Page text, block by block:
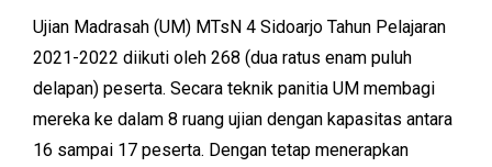
Ujian Madrasah (UM) MTsN 4 Sidoarjo Tahun Pelajaran
2021-2022 diikuti oleh 268 (dua ratus enam puluh
delapan) peserta. Secara teknik panitia UM membagi
mereka ke dalam 8 ruang ujian dengan kapasitas antara
16 sampai 17 peserta. Dengan tetap menerapkan